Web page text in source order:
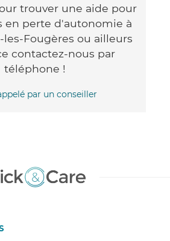
trouver une aide pour
en perte d'autonomie à
les-Fougères ou ailleurs
contactez-nous par
téléphone !
par un conseiller